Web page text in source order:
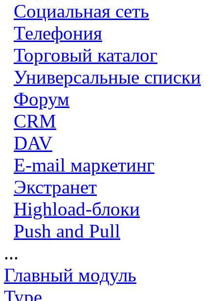
Социальная сеть
Телефония
Торговый каталог
Универсальные списки
Форум
CRM
DAV
E-mail маркетинг
Экстранет
Highload-блоки
Push and Pull
...
Главный модуль